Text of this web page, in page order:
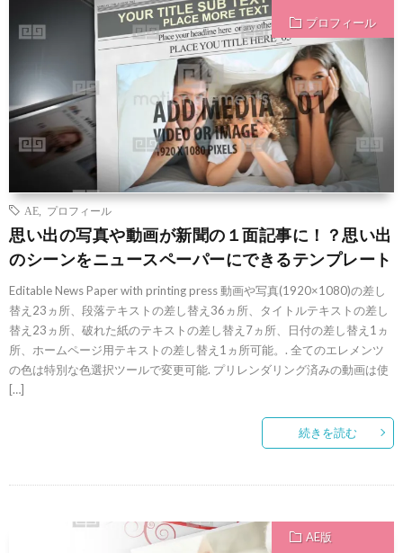
プロフィール
AE プロフィール
思い出の写真や動画が新聞の１面記事に！？思い出
のシーンをニュースペーパーにできるテンプレート
Editable News Paper with printing press 動画や写真(1920×1080)の差し
替え23ヵ所、段落テキストの差し替え36ヵ所、タイトルテキストの差し
替え23ヵ所、破れた紙のテキストの差し替え7ヵ所、日付の差し替え1ヵ
所、ホームページ用テキストの差し替え1ヵ所可能。. 全てのエレメンツ
の色は特別な色選択ツールで変更可能. プリレンダリング済みの動画は使
[…]
続きを読む
AE版